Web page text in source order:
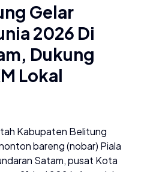
Gelar
2026 Di
Dukung
Lokal
Kabupaten Belitung
bareng (nobar) Piala
Satam, pusat Kota